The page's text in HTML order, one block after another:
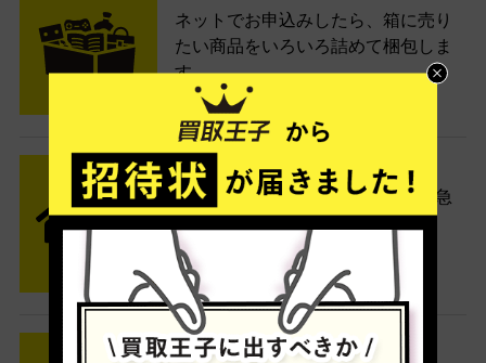
ネットでお申込みしたら、箱に売り
たい商品をいろいろ詰めて梱包しま
す。
STEP2 発送
送料無料でご自宅から発送！佐川急
す。
STEP3 ご入金